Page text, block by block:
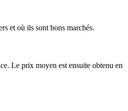
et où ils sont bons marchés.
Le prix moyen est ensuite obtenu en